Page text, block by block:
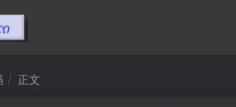
正文